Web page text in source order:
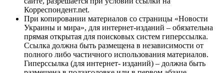
Корреспондент.net.
При копировании материалов со страницы «Новости
Украины и мира», для интернет-изданий – обязательна
прямая открытая для поисковых систем гиперссылка.
Ссылка должна быть размещена в независимости от
полного либо частичного использования материалов.
Гиперссылка (для интернет- изданий) – должна быть